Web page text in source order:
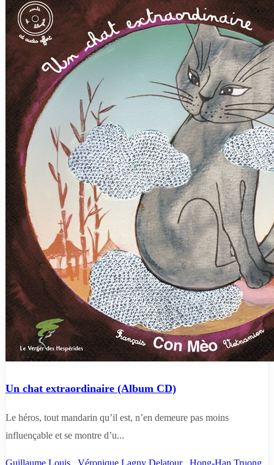
Un chat extraordinaire (Album CD)
Le héros, tout mandarin qu’il est, n’en demeure pas moins
influençable et se montre d’u...